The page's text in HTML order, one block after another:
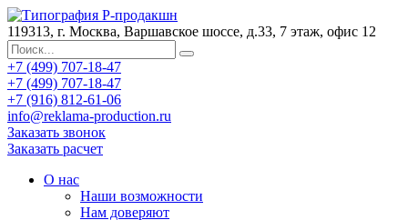
119313, г. Москва, Варшавское шоссе, д.33, 7 этаж, офис 12
+7 (499) 707-18-47
+7 (499) 707-18-47
+7 (916) 812-61-06
info@reklama-production.ru
Заказать звонок
Заказать расчет
О нас
Наши возможности
Нам доверяют